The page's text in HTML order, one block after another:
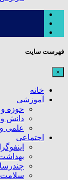
فهرست سایت
×
خانه
آموزشی
حوزه و
دانش و
علمی
اجتماعی
سلامت